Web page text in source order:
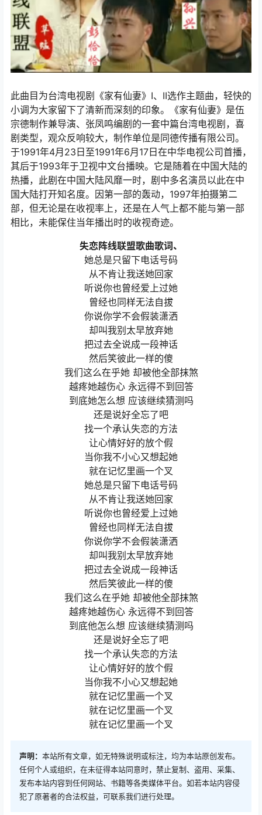
此曲目为台湾电视剧《家有仙妻》I、II选作主题曲，轻快的
小调为大家留下了清新而深刻的印象。《家有仙妻》是伍
宗德制作兼导演、张凤鸣编剧的一套中篇台湾电视剧，喜
剧类型，观众反响较大，制作单位是同德传播有限公司。
于1991年4月23日至1991年6月17日在中华电视公司首播，
其后于1993年于卫视中文台播映。它是随着在中国大陆的
热播，此剧在中国大陆风靡一时，剧中多名演员以此在中
国大陆打开知名度。因第一部的轰动，1997年拍摄第二
部，但无论是在收视率上，还是在人气上都不能与第一部
相比，未能保住当年播出时的收视奇迹。
失恋阵线联盟歌曲歌词、
她总是只留下电话号码
从不肯让我送她回家
听说你也曾经爱上过她
曾经也同样无法自拔
你说你学不会假装潇洒
却叫我别太早放弃她
把过去全说成一段神话
然后笑彼此一样的傻
我们这么在乎她 却被他全部抹煞
越疼她越伤心 永远得不到回答
到底她怎么想 应该继续猜测吗
还是说好全忘了吧
找一个承认失恋的方法
让心情好好的放个假
当你我不小心又想起她
就在记忆里画一个叉
她总是只留下电话号码
从不肯让我送她回家
听说你也曾经爱上过她
曾经也同样无法自拔
你说你学不会假装潇洒
却叫我别太早放弃她
把过去全说成一段神话
然后笑彼此一样的傻
我们这么在乎她 却被他全部抹煞
越疼她越伤心 永远得不到回答
到底他怎么想 应该继续猜测吗
还是说好全忘了吧
找一个承认失恋的方法
让心情好好的放个假
当你我不小心又想起她
就在记忆里画一个叉
就在记忆里画一个叉
就在记忆里画一个叉
声明： 本站所有文章，如无特殊说明或标注，均为本站原创发布。
任何个人或组织，在未征得本站同意时，禁止复制、盗用、采集、
发布本站内容到任何网站、书籍等各类媒体平台。如若本站内容侵
犯了原著者的合法权益，可联系我们进行处理。